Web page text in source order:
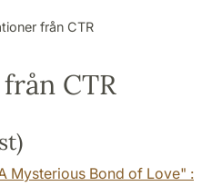
från CTR
CTR
Mysterious Bond of Love" :